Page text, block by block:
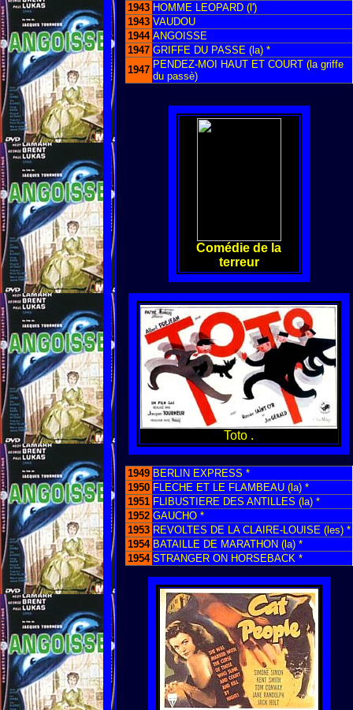
1943 HOMME LEOPARD (l')
1943 VAUDOU
1944 ANGOISSE
1947 GRIFFE DU PASSE (la) *
1947 PENDEZ-MOI HAUT ET COURT (la griffe
du passè)
Comédie de la
terreur
Toto .
1949 BERLIN EXPRESS *
1950 FLECHE ET LE FLAMBEAU (la) *
1951 FLIBUSTIERE DES ANTILLES (la) *
1952 GAUCHO *
1953 REVOLTES DE LA CLAIRE-LOUISE (les) *
1954 BATAILLE DE MARATHON (la) *
1954 STRANGER ON HORSEBACK *